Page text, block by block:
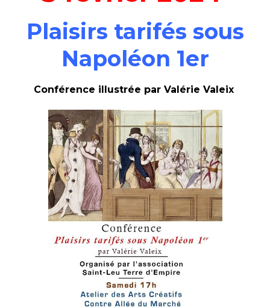
Plaisirs tarifés sous
Napoléon 1er
Conférence illustrée par Valérie Valeix